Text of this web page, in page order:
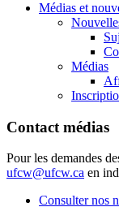
Médias et
Médias
Contact médias
Pour les demandes
ufcw@ufcw.ca en
Consulter nos